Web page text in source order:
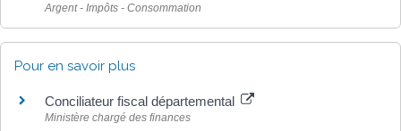
Argent - Impôts - Consommation
Pour en savoir plus
Conciliateur fiscal départemental
Ministère chargé des finances